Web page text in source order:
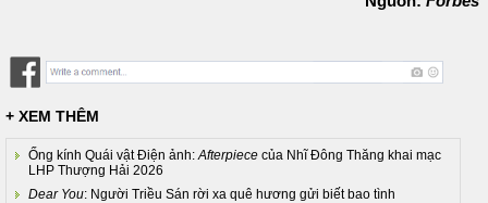
+ XEM THÊM
Ống kính Quái vật Điện ảnh:Afterpiece của Nhĩ Đông Thăng khai mạc
LHP Thượng Hải 2026
Dear You: Người Triều Sán rời xa quê hương gửi biết bao tình